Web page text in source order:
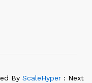
By ScaleHyper : Next